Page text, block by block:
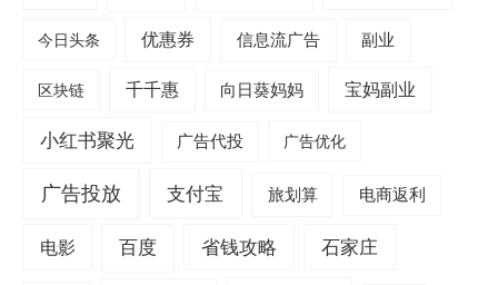
今日头条 优惠券 信息流广告 副业
区块链 千千惠 向日葵妈妈 宝妈副业
小红书聚光 广告代投 广告优化
广告投放 支付宝 旅划算 电商返利
电影 百度 省钱攻略 石家庄